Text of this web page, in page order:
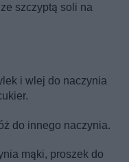
szczyptą soli na
i wlej do naczynia
do innego naczynia.
mąki, proszek do